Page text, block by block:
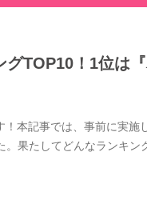
TOP10！1位は
本記事では、事前に実施
果たしてどんなランキン